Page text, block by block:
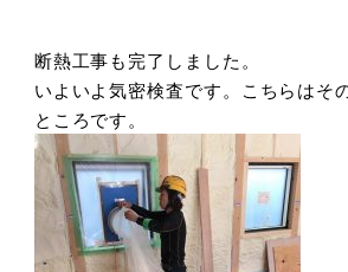
断熱工事も完了しました。
いよいよ気密検査です。こちらはそ
ところです。